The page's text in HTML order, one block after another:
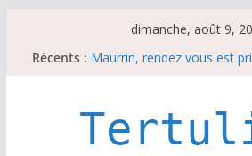
dimanche, août 9,
Récents : Maurrin, rendez vous est
Parentis, La Golosina: une
Les brèves du samedi 8 août